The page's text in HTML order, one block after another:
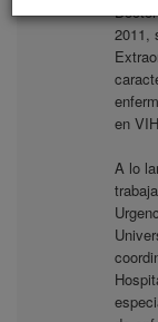
2011,
en
A lo